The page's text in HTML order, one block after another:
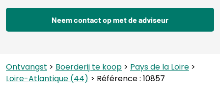
Neem contact op met de adviseur
Ontvangst> Boerderij te koop> Pays de la Loire>
Loire-Atlantique (44)> Référence : 10857